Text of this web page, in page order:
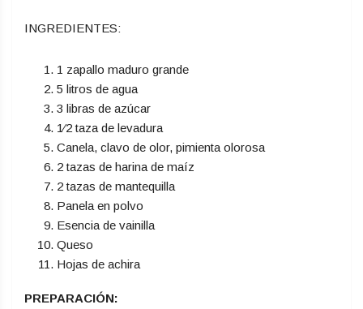
INGREDIENTES:
1 zapallo maduro grande
5 litros de agua
3 libras de azúcar
1⁄2 taza de levadura
Canela, clavo de olor, pimienta olorosa
2 tazas de harina de maíz
2 tazas de mantequilla
Panela en polvo
Esencia de vainilla
Queso
Hojas de achira
PREPARACIÓN: